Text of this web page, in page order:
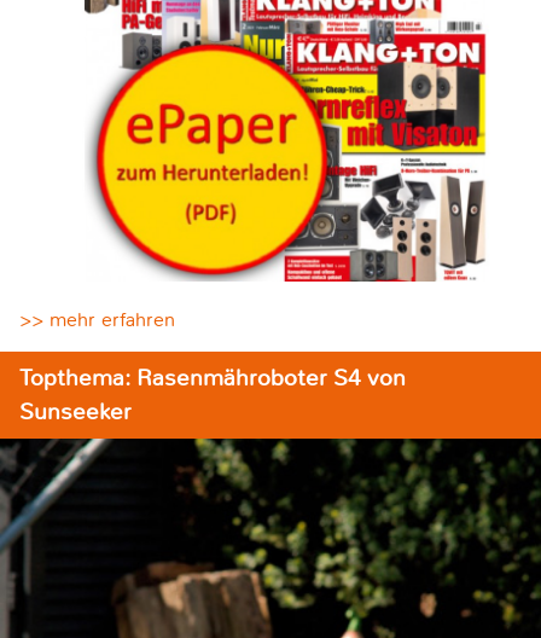
>> mehr erfahren
Topthema: Rasenmähroboter S4 von
Sunseeker